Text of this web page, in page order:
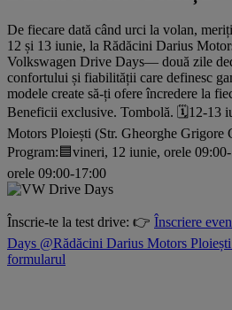
De fiecare dată când urci la volan,
12 și 13 iunie, la Rădăcini Darius
Volkswagen Drive Days— două zile
confortului și fiabilității care definesc
modele create să-ți ofere încredere la
Beneficii exclusive. Tombolă. 🗓️12-13
Motors Ploiești (Str. Gheorghe Grigore
Program:🟦vineri, 12 iunie, orele
orele 09:00-17:00
Înscrie-te la test drive: 👉 Înscriere
Days @Rădăcini Darius Motors
formularul